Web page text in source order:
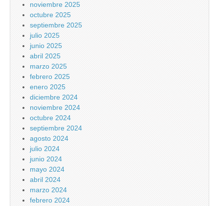
noviembre 2025
octubre 2025
septiembre 2025
julio 2025
junio 2025
abril 2025
marzo 2025
febrero 2025
enero 2025
diciembre 2024
noviembre 2024
octubre 2024
septiembre 2024
agosto 2024
julio 2024
junio 2024
mayo 2024
abril 2024
marzo 2024
febrero 2024